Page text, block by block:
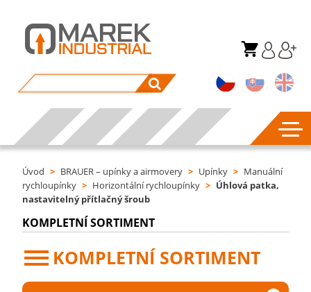
Úvod > BRAUER – upínky a airmovery > Upínky > Manuální
rychloupínky > Horizontální rychloupínky > Úhlová patka,
nastavitelný přítlačný šroub
KOMPLETNÍ SORTIMENT
KOMPLETNÍ SORTIMENT